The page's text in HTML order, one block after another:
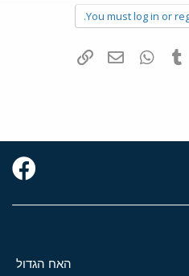
You must log in or
Tumblr
WhatsAppדואר אלקטרוני
האח הגדול